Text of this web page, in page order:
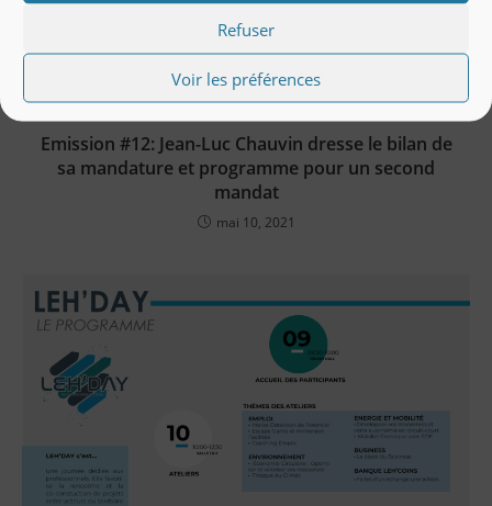
Refuser
Voir les préférences
Crédits Photo : LEHV
VOUS DEVRIEZ ÉGALEMENT AIMER
Emission #12: Jean-Luc Chauvin dresse le bilan de
sa mandature et programme pour un second
mandat
mai 10, 2021